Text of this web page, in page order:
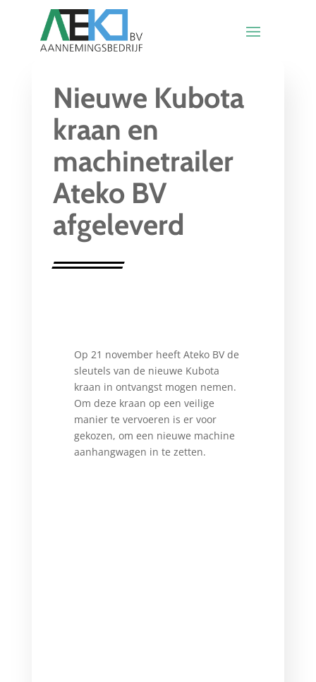
Nieuwe Kubota
kraan en
machinetrailer
Ateko BV
afgeleverd
Op 21 november heeft Ateko BV de
sleutels van de nieuwe Kubota
kraan in ontvangst mogen nemen.
Om deze kraan op een veilige
manier te vervoeren is er voor
gekozen, om een nieuwe machine
aanhangwagen in te zetten.